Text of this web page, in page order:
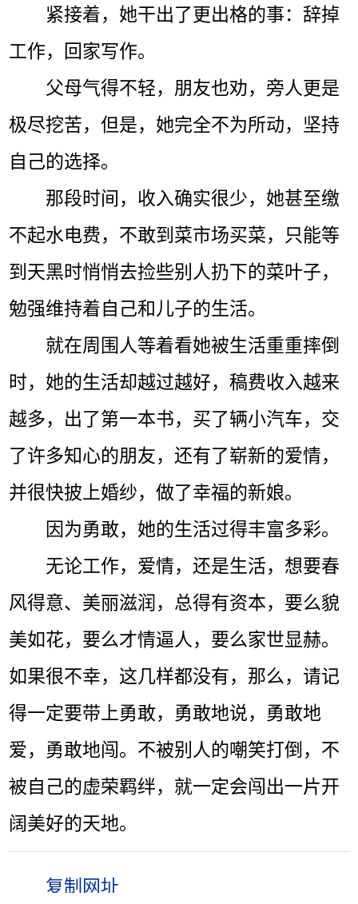
紧接着，她干出了更出格的事：辞掉
工作，回家写作。
父母气得不轻，朋友也劝，旁人更是
极尽挖苦，但是，她完全不为所动，坚持
自己的选择。
那段时间，收入确实很少，她甚至缴
不起水电费，不敢到菜市场买菜，只能等
到天黑时悄悄去捡些别人扔下的菜叶子，
勉强维持着自己和儿子的生活。
就在周围人等着看她被生活重重摔倒
时，她的生活却越过越好，稿费收入越来
越多，出了第一本书，买了辆小汽车，交
了许多知心的朋友，还有了崭新的爱情，
并很快披上婚纱，做了幸福的新娘。
因为勇敢，她的生活过得丰富多彩。
无论工作，爱情，还是生活，想要春
风得意、美丽滋润，总得有资本，要么貌
美如花，要么才情逼人，要么家世显赫。
如果很不幸，这几样都没有，那么，请记
得一定要带上勇敢，勇敢地说，勇敢地
爱，勇敢地闯。不被别人的嘲笑打倒，不
被自己的虚荣羁绊，就一定会闯出一片开
阔美好的天地。